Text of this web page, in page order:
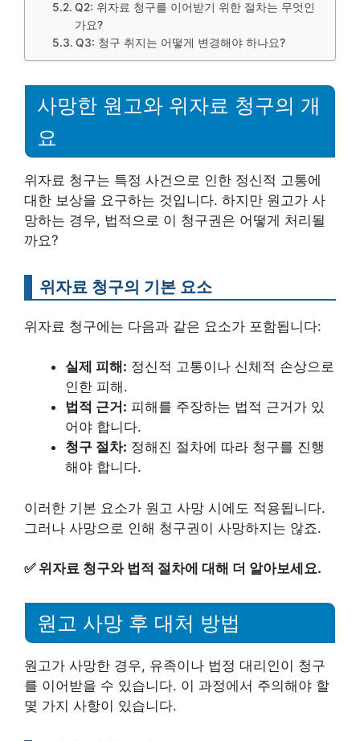
Q2: 위자료 청구를 이어받기 위한 절차는 무엇인
가요?
Q3: 청구 취지는 어떻게 변경해야 하나요?
사망한 원고와 위자료 청구의 개
요
위자료 청구는 특정 사건으로 인한 정신적 고통에
대한 보상을 요구하는 것입니다. 하지만 원고가 사
망하는 경우, 법적으로 이 청구권은 어떻게 처리될
까요?
위자료 청구의 기본 요소
위자료 청구에는 다음과 같은 요소가 포함됩니다:
실제 피해: 정신적 고통이나 신체적 손상으로
인한 피해.
법적 근거: 피해를 주장하는 법적 근거가 있
어야 합니다.
청구 절차: 정해진 절차에 따라 청구를 진행
해야 합니다.
이러한 기본 요소가 원고 사망 시에도 적용됩니다.
그러나 사망으로 인해 청구권이 사망하지는 않죠.
✅ 위자료 청구와 법적 절차에 대해 더 알아보세요.
원고 사망 후 대처 방법
원고가 사망한 경우, 유족이나 법정 대리인이 청구
를 이어받을 수 있습니다. 이 과정에서 주의해야 할
몇 가지 사항이 있습니다.